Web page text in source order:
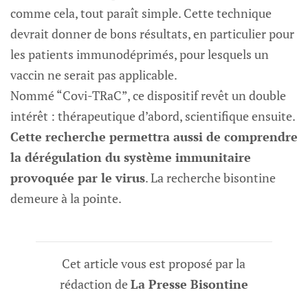
comme cela, tout paraît simple. Cette technique
devrait donner de bons résultats, en particulier pour
les patients immunodéprimés, pour lesquels un
vaccin ne serait pas applicable.
Nommé “Covi-TRaC”, ce dispositif revêt un double
intérêt : thérapeutique d’abord, scientifique ensuite.
Cette recherche permettra aussi de comprendre
la dérégulation du système immunitaire
provoquée par le virus. La recherche bisontine
demeure à la pointe.
Cet article vous est proposé par la
rédaction deLa Presse Bisontine